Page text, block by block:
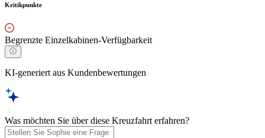
Kritikpunkte
Begrenzte Einzelkabinen-Verfügbarkeit
KI-generiert aus Kundenbewertungen
Was möchten Sie über diese Kreuzfahrt erfahren?